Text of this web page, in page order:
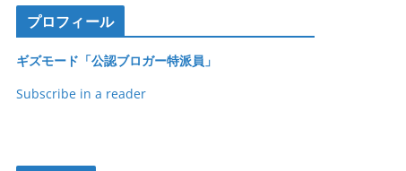
プロフィール
ギズモード「公認ブロガー特派員」
Subscribe in a reader